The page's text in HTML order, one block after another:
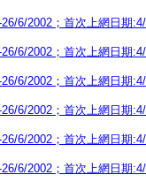
6/2002；首次上網日期
6/2002；首次上網日期
6/2002；首次上網日期
6/2002；首次上網日期
6/2002；首次上網日期
6/2002；首次上網日期